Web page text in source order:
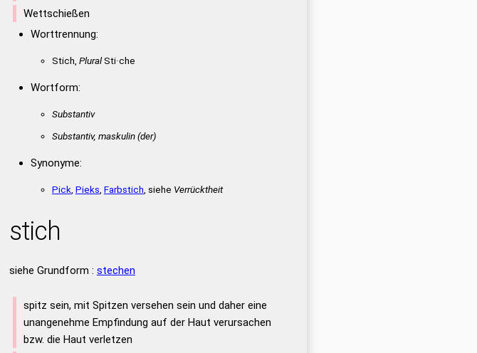
Wettschießen
Worttrennung:
Stich, PluralSti·che
Wortform:
Substantiv
Substantiv, maskulin(der)
Synonyme:
Pick Pieks Farbstich , siehe Verrücktheit
stich
siehe Grundform : stechen
spitz sein, mit Spitzen versehen sein und daher eine
unangenehme Empfindung auf der Haut verursachen
bzw. die Haut verletzen